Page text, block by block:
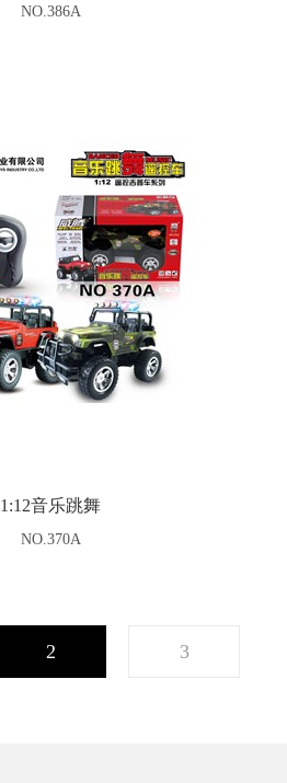
NO.386A
1:12音乐跳舞
NO.370A
2 3